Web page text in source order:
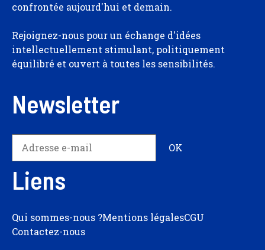
confrontée aujourd'hui et demain.
Rejoignez-nous pour un échange d'idées
intellectuellement stimulant, politiquement
équilibré et ouvert à toutes les sensibilités.
Newsletter
Liens
Qui sommes-nous ?Mentions légalesCGU
Contactez-nous